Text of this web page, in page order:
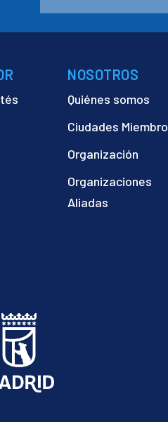
NOSOTROS
Quiénes somos
Ciudades Miembro
Organización
Organizaciones
Aliadas